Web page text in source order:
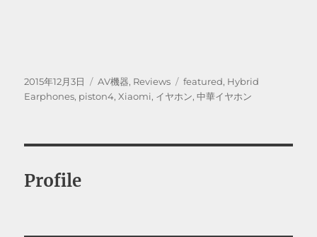
投
稿
2015年12月3日
カ
テ
AV機器, Reviews
タ
グ
featured, Hybrid
Earphones, piston4,Xiaomi, イヤホン,中華イヤホン
Profile